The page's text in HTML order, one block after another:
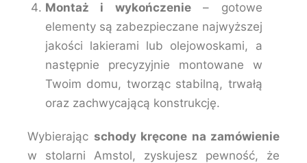
Montaż i wykończenie– gotowe
elementy są zabezpieczane najwyższej
jakości lakierami lub olejowoskami, a
następnie precyzyjnie montowane w
Twoim domu, tworząc stabilną, trwałą
oraz zachwycającą konstrukcję.
Wybierając schody kręcone na zamówienie
w stolarni Amstol, zyskujesz pewność, że